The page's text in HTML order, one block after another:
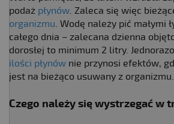
podaż płynów. Zaleca się więc
organizmu. Wodę należy pić małymi
całego dnia – zalecana dzienna
dorosłej to minimum 2 litry.
ilości płynów nie przynosi efektów,
jest na bieżąco usuwany z organizmu.
Czego należy się wystrzegać w